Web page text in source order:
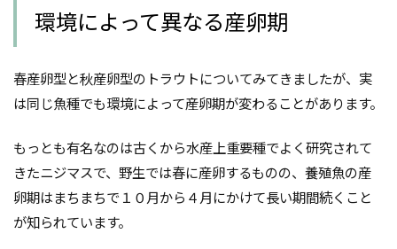
環境によって異なる産卵期
春産卵型と秋産卵型のトラウトについてみてきましたが、実
は同じ魚種でも環境によって産卵期が変わることがあります。
もっとも有名なのは古くから水産上重要種でよく研究されて
きたニジマスで、野生では春に産卵するものの、養殖魚の産
卵期はまちまちで１０月から４月にかけて長い期間続くこと
が知られています。